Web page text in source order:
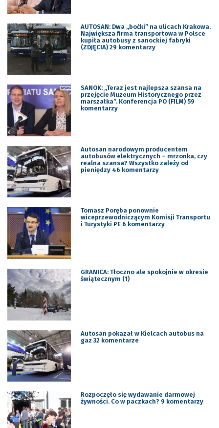
AUTOSAN: Dwa „boćki” na ulicach Krakowa.
Największa firma transportowa w Polsce
kupiła autobusy z sanockiej fabryki
(ZDJĘCIA) 29 komentarzy
SANOK: „Teraz jest najlepsza szansa na
przejęcie Muzeum Historycznego przez
marszałka”. Konferencja PO (FILM) 59
komentarzy
Autosan narodowym producentem
autobusów elektrycznych – mrzonka, czy
realna szansa? Wszystko zależy od
pieniędzy 46 komentarzy
Tomasz Poręba ponownie
wiceprzewodniczącym Komisji Transportu
i Turystyki PE 6 komentarzy
GRANICA: Tłoczno ale spokojnie w okresie
świątecznym (1)
Autosan pokazał w Kielcach autobus na
gaz 32 komentarze
Rozpoczęło się wydawanie darmowej
żywności. Co w paczkach? 9 komentarzy